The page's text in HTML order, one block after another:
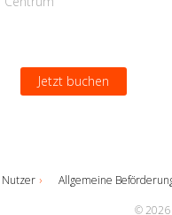
Jetzt buchen
Nutzer Allgemeine
© 2026